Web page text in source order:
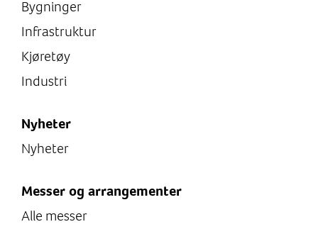
Bygninger
Infrastruktur
Kjøretøy
Industri
Nyheter
Nyheter
Messer og arrangementer
Alle messer